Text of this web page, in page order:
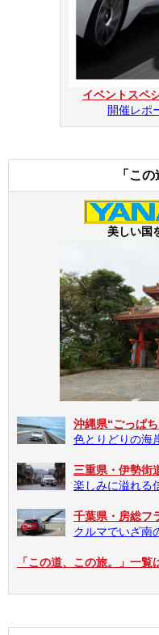
イベントスペ
開催レポ
「こ
美しい国
沖縄県“ごっぱ
色とりどりの海
三重県・伊勢街
楽しみに溢れる
千葉県・房総フ
クルマでいざ南
「この道、この旅。」一覧